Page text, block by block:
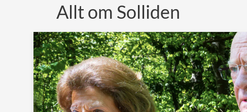
Allt om Solliden